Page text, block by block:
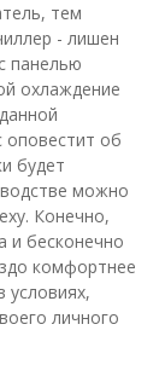
тем
- лишен
панелью
охлаждение
оповестит об
будет
можно
Конечно,
и бесконечно
комфортнее
условиях,
личного